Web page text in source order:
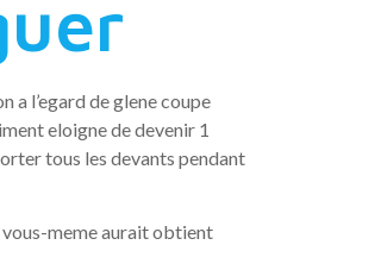
a l’egard de glene coupe
eloigne de devenir 1
tous les devants pendant
vous-meme aurait obtient